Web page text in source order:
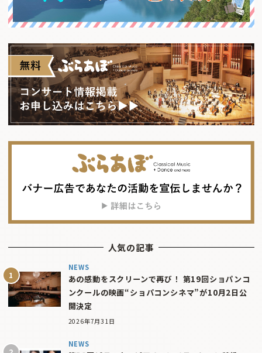
人気の記事
NEWS
あの感動をスクリーンで再び！ 第19回ショパンコ
ンクールの映画“ショパコンシネマ”が10月2日公
開決定
2026年7月31日
NEWS